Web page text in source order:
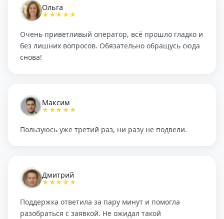
Ольга
★★★★★
Очень приветливый оператор, всё прошло гладко и
без лишних вопросов. Обязательно обращусь сюда
снова!
Максим
★★★★★
Пользуюсь уже третий раз, ни разу не подвели.
Дмитрий
★★★★★
Поддержка ответила за пару минут и помогла
разобраться с заявкой. Не ожидал такой